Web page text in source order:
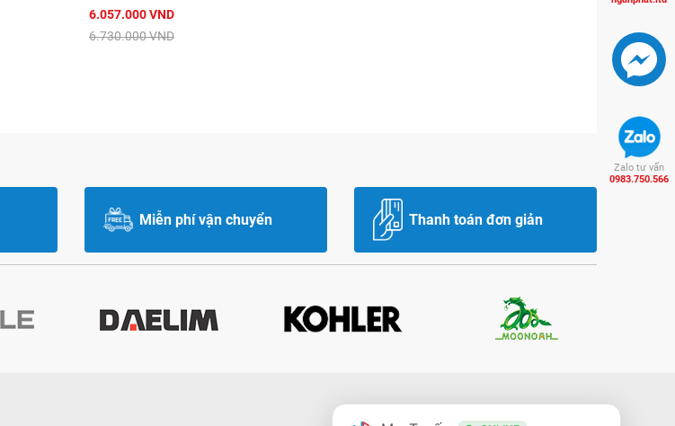
6.057.000 VND
6.730.000 VND
Miễn phí vận chuyển Thanh toán đơn giản
Zalo tư vấn
0983.750.566